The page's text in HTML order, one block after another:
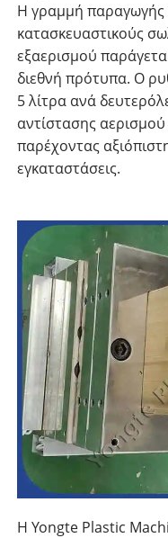
Η γραμμή παραγωγής
κατασκευαστικούς
εξαερισμού
διεθνή πρότυπα. Ο
5 λίτρα ανά
αντίστασης
παρέχοντας
εγκαταστάσεις.
Η Yongte Plastic